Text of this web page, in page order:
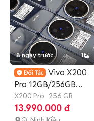
8 ngày trước 1
Vivo X200
Pro 12GB/256GB
Xám Mới chưa SD
X200 Pro 256 GB
13.990.000 đ